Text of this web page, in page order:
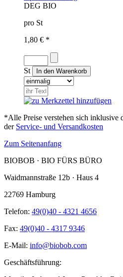
DEG BIO
pro St
1,80 € *
St
*Alle Preise verstehen sich inklusive
der Service- und Versandkosten
Zum Seitenanfang
BIOBOB · BIO FÜRS BÜRO
Waidmannstraße 12b · Haus 4
22769 Hamburg
Telefon: 49(0)40 - 4321 4656
Fax: 49(0)40 - 4317 9346
E-Mail: info@biobob.com
Geschäftsführung: